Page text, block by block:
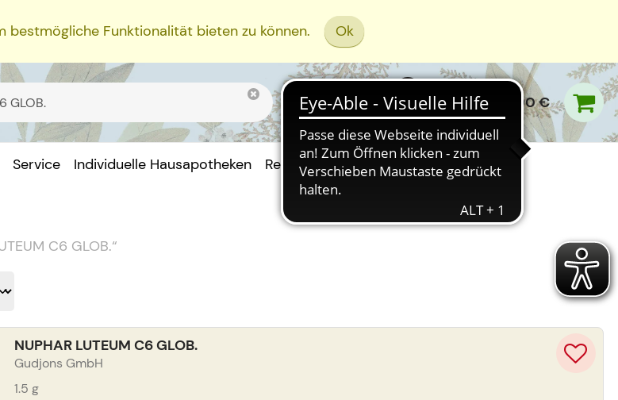
bestmögliche Funktionalität bieten zu können. Ok
0,00 €
Service Individuelle Hausapotheken Rezept Einreichen
C6 GLOB.“
NUPHAR LUTEUM C6 GLOB.
Gudjons GmbH
1.5 g